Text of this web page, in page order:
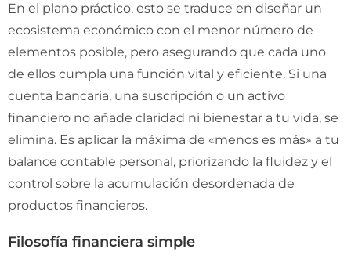
En el plano práctico, esto se traduce en diseñar un
ecosistema económico con el menor número de
elementos posible, pero asegurando que cada uno
de ellos cumpla una función vital y eficiente. Si una
cuenta bancaria, una suscripción o un activo
financiero no añade claridad ni bienestar a tu vida, se
elimina. Es aplicar la máxima de «menos es más» a tu
balance contable personal, priorizando la fluidez y el
control sobre la acumulación desordenada de
productos financieros.
Filosofía financiera simple